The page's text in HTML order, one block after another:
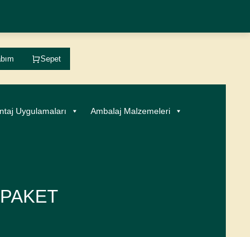
Sepet
Uygulamaları Ambalaj Malzemeleri